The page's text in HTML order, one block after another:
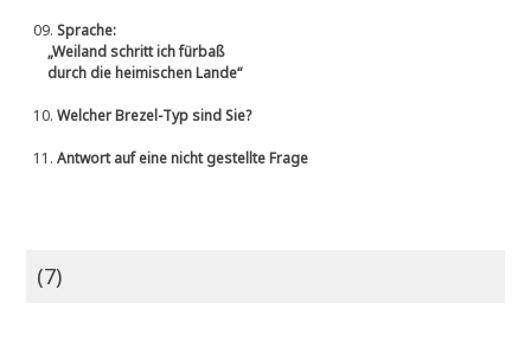
09.Sprache:
„Weiland schritt ich fürbaß
durch die heimischen Lande“
10.Welcher Brezel-Typ sind Sie?
11.Antwort auf eine nicht gestellte Frage
(7)